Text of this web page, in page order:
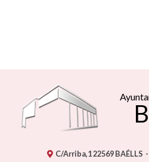
C/Arriba,122569BAÉLLS